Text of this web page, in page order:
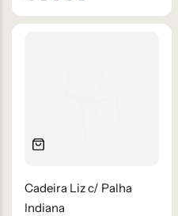
Cadeira Liz c/ Palha
Indiana